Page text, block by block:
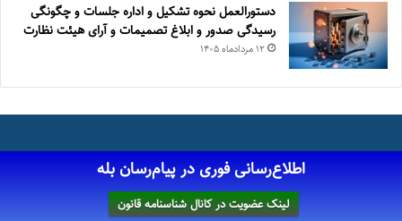
دستورالعمل نحوه تشکیل و اداره جلسات و چگونگی
رسیدگی صدور و ‏ابلاغ تصمیمات و‎ ‎آرای هیئت نظارت
۱۲ مرداد‌ماه ۱۴۰۵
اطلاع‌رسانی فوری در پیام‌رسان بله
لینک عضویت در کانال شناسنامه قانون